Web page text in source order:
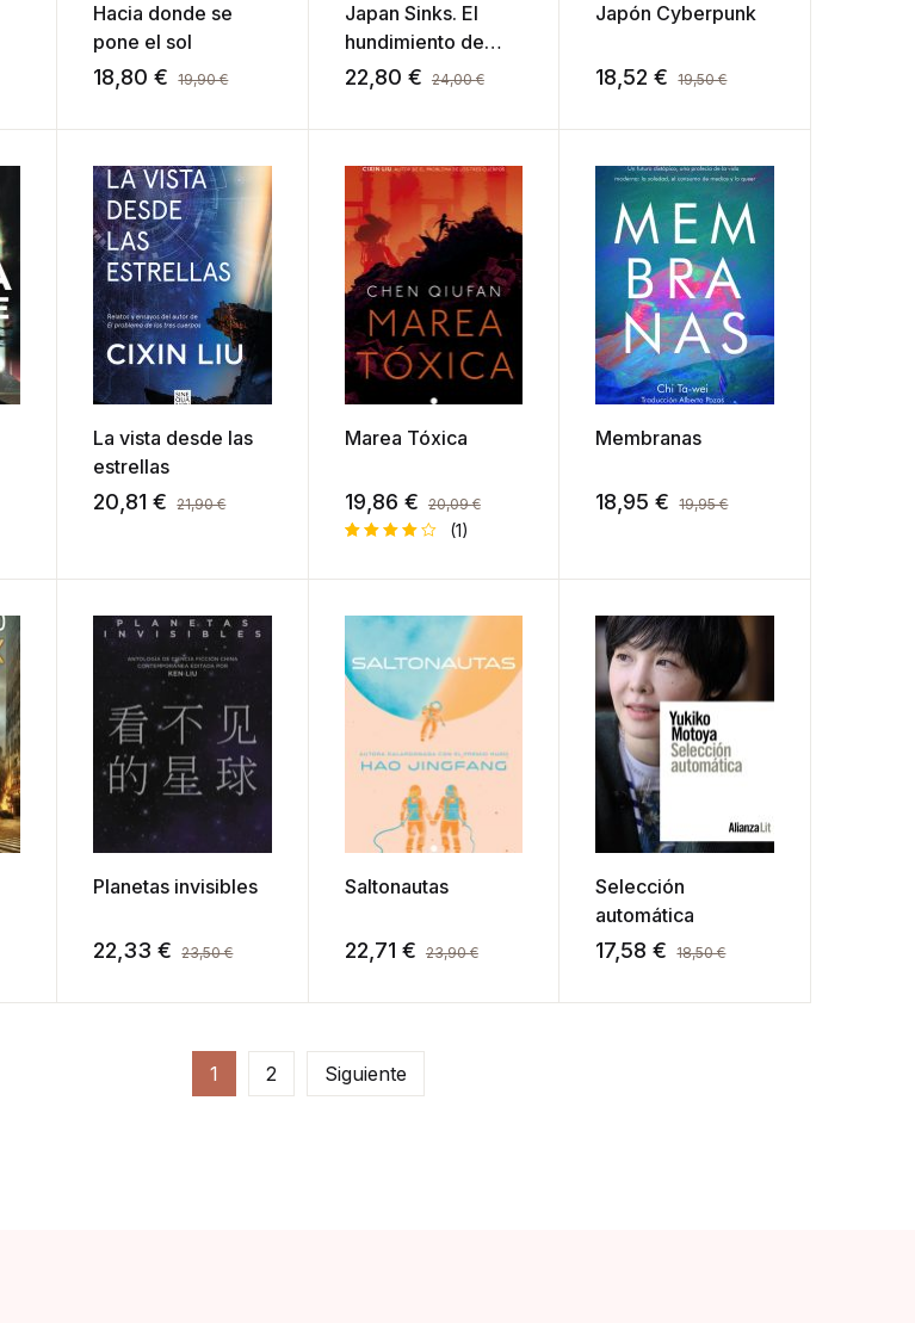
Hacia donde se
pone el sol
18,80€ 19,90€
Japan Sinks. El
hundimiento de
Japón
22,80 € 24,00€
Japón Cyberpunk
18,52€ 19,50€
La vista desde las
estrellas
20,81€ 21,90€
Marea Tóxica
19,86 € 20,09€
o con
base a
valoraci
ón de
un
cliente
(1)
Membranas
18,95€ 19,95€
Planetas invisibles
22,33€ 23,50€
Saltonautas
22,71 € 23,90€
Selección
automática
17,58€ 18,50€
1 2 Siguiente